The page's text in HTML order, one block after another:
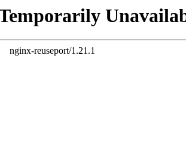
nginx-reuseport/1.21.1